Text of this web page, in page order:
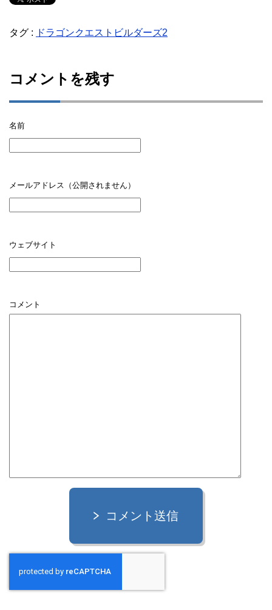
タグ : ドラゴンクエストビルダーズ2
コメントを残す
名前
メールアドレス（公開されません）
ウェブサイト
コメント
コメント送信